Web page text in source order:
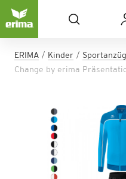
ERIMA Kinder
Change by erima